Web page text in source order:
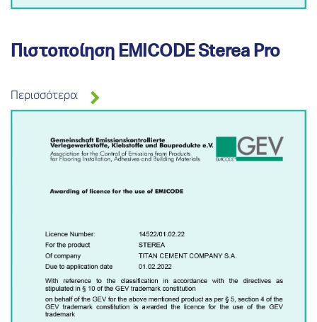
Πιστοποίηση EMICODE Sterea Pro
Περισσότερα